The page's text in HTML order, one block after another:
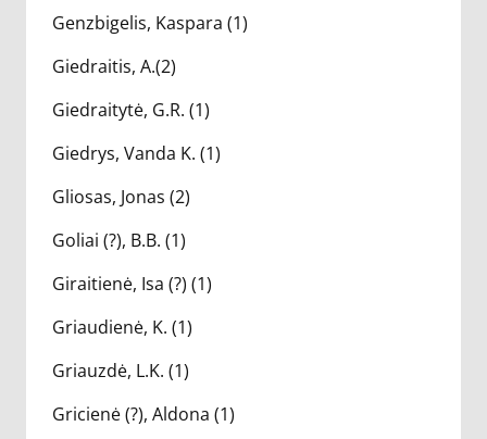
Genzbigelis, Kaspara (1)
Giedraitis, A.(2)
Giedraitytė, G.R. (1)
Giedrys, Vanda K. (1)
Gliosas, Jonas (2)
Goliai (?), B.B. (1)
Giraitienė, Isa (?) (1)
Griaudienė, K. (1)
Griauzdė, L.K. (1)
Gricienė (?), Aldona (1)